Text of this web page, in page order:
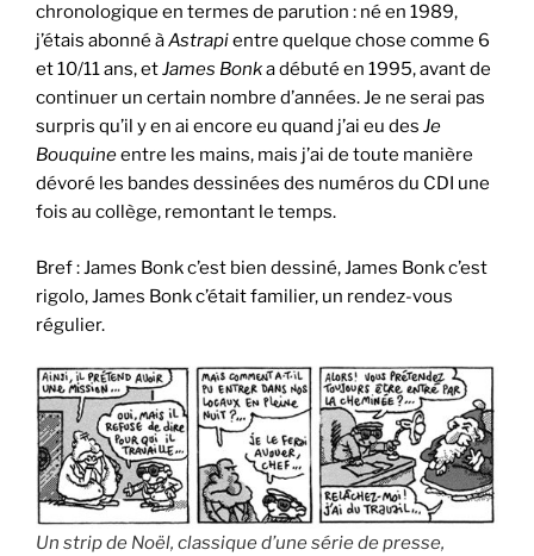
chronologique en termes de parution : né en 1989,
j’étais abonné àAstrapientre quelque chose comme 6
et 10/11 ans, etJames Bonka débuté en 1995, avant de
continuer un certain nombre d’années. Je ne serai pas
surpris qu’il y en ai encore eu quand j’ai eu des Je
Bouquineentre les mains, mais j’ai de toute manière
dévoré les bandes dessinées des numéros du CDI une
fois au collège, remontant le temps.
Bref : James Bonk c’est bien dessiné, James Bonk c’est
rigolo, James Bonk c’était familier, un rendez-vous
régulier.
Un strip de Noël, classique d’une série de presse,